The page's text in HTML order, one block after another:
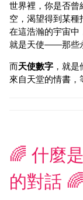
世界裡，你是否曾
空，渴望得到某種
在這浩瀚的宇宙中
就是天使——那些
而天使數字 ，就
來自天堂的情書，
🌈 什麼
的對話 🌈